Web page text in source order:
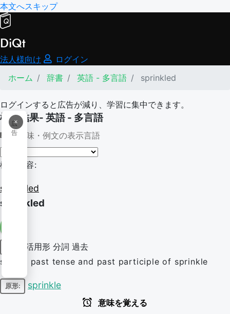
本文へスキップ
DiQt
法人様向け
ログイン
ホーム
辞書 英語 - 多言語 sprinkled
ログインすると広告が減り、学習に集中できます。
×
広
告
検索結果- 英語 - 多言語
意味・例文の表示言語
検索内容:
sprinkled
sprinkled
活用形 分詞 過去
simple past tense and past participle of sprinkle
原形: sprinkle
意味を覚える